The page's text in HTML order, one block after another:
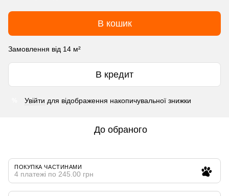
В кошик
Замовлення від 14 м²
В кредит
Увійти для відображення накопичувальної знижки
До обраного
ПОКУПКА ЧАСТИНАМИ
4 платежі по 245.00 грн